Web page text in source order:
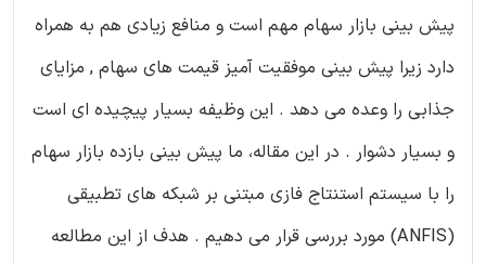
پیش بینی بازار سهام مهم است و منافع زیادی هم به همراه
دارد زیرا پیش بینی موفقیت آمیز قیمت های سهام , مزایای
جذابی را وعده می دهد . این وظیفه بسیار پیچیده ای است
و بسیار دشوار . در این مقاله، ما پیش بینی بازده بازار سهام
را با سیستم استنتاج فازی مبتنی بر شبکه های تطبیقی
(ANFIS) مورد بررسی قرار می دهیم . هدف از این مطالعه